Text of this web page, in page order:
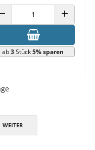
ANZAHL VERRINGERN ANZAHL
ab3Stück5% sparen
WEITER